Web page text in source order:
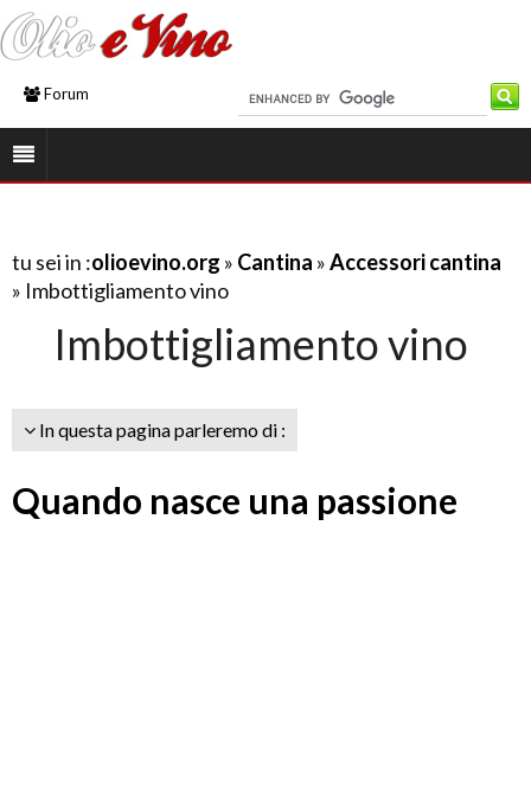
Forum
tu sei in :olioevino.org » Cantina »Accessori cantina
» Imbottigliamento vino
Imbottigliamento vino
In questa pagina parleremo di :
Quando nasce una passione